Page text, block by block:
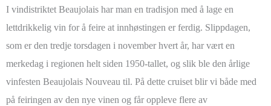
I vindistriktet Beaujolais har man en tradisjon med å lage en
lettdrikkelig vin for å feire at innhøstingen er ferdig. Slippdagen,
som er den tredje torsdagen i november hvert år, har vært en
merkedag i regionen helt siden 1950-tallet, og slik ble den årlige
vinfesten Beaujolais Nouveau til. På dette cruiset blir vi både med
på feiringen av den nye vinen og får oppleve flere av